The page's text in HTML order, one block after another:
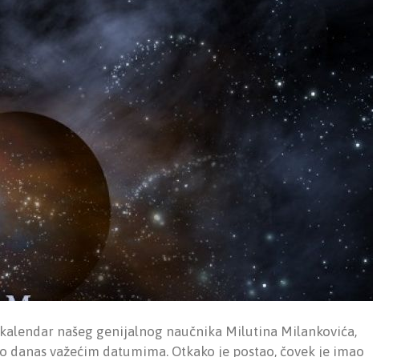
našeg genijalnog naučnika Milutina Milankovića,
važećim datumima. Otkako je postao, čovek je imao